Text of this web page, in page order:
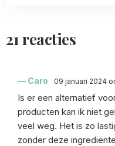
21 reacties
Caro 09 januari 2024
Is er een alternatief
producten kan ik niet
veel weg. Het is zo
zonder deze